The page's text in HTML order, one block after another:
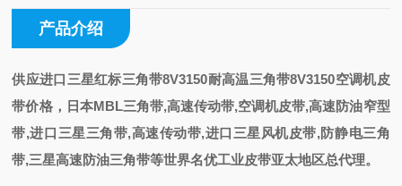
产品介绍
供应进口三星红标三角带8V3150耐高温三角带8V3150空调机皮
带价格， 日本MBL三角带,高速传动带,空调机皮带,高速防油窄型
带,进口三星三角带,高速传动带,进口三星风机皮带,防静电三角
带,三星高速防油三角带等世界名优工业皮带亚太地区总代理。